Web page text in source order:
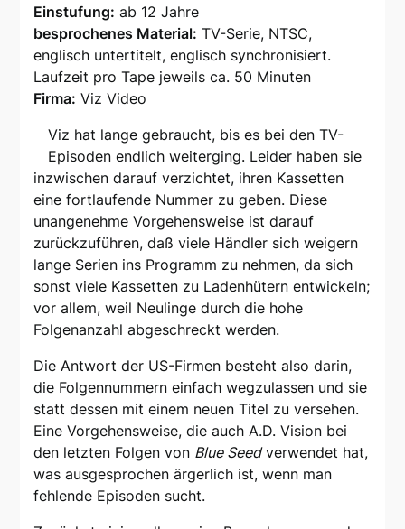
Einstufung: ab 12 Jahre
besprochenes Material: TV-Serie, NTSC,
englisch untertitelt, englisch synchronisiert.
Laufzeit pro Tape jeweils ca. 50 Minuten
Firma: Viz Video
Viz hat lange gebraucht, bis es bei den TV-
Episoden endlich weiterging. Leider haben sie
inzwischen darauf verzichtet, ihren Kassetten
eine fortlaufende Nummer zu geben. Diese
unangenehme Vorgehensweise ist darauf
zurückzuführen, daß viele Händler sich weigern
lange Serien ins Programm zu nehmen, da sich
sonst viele Kassetten zu Ladenhütern entwickeln;
vor allem, weil Neulinge durch die hohe
Folgenanzahl abgeschreckt werden.
Die Antwort der US-Firmen besteht also darin,
die Folgennummern einfach wegzulassen und sie
statt dessen mit einem neuen Titel zu versehen.
Eine Vorgehensweise, die auch A.D. Vision bei
den letzten Folgen von Blue Seedverwendet hat,
was ausgesprochen ärgerlich ist, wenn man
fehlende Episoden sucht.